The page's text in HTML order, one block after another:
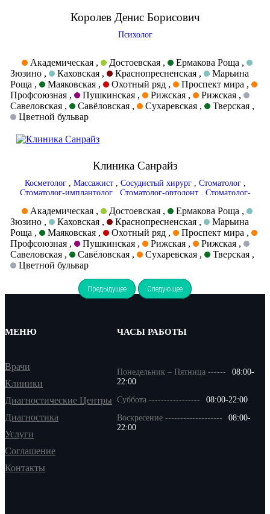
Королев Денис Борисович
Психолог
Академическая , Достоевская ,
Ермакова Роща ,
Зюзино ,
Каховская , Краснопресненская ,
Марьина
Роща ,
Маяковская , Охотный ряд ,
Проспект мира ,
Профсоюзная ,
Пушкинская , Рижская ,
Рижская ,
Савеловская ,
Савёловская , Сухаревская ,
Тверская ,
Цветной бульвар
Клиника Санрайз
Косметолог, Массажист, Сосудистый хирург, Стоматолог,
Стоматолог-имплантолог, Стоматолог-ортодонт, Стоматолог-
Травматолог,УЗИ-специалист, Уролог,Хирург
Академическая , Достоевская ,
Ермакова Роща ,
Зюзино ,
Каховская , Краснопресненская ,
Марьина
Роща ,
Маяковская , Охотный ряд ,
Проспект мира ,
Профсоюзная ,
Пушкинская , Рижская ,
Рижская ,
Савеловская ,
Савёловская , Сухаревская ,
Тверская ,
Цветной бульвар
Предыдущее Следующее
МЕНЮ
Врачи
Клиники
Диагностические Центры
Диагностика
Услуги
Соглашение
Контакты
ЧАСЫ РАБОТЫ
Понедельник – Пятница ------
08:00-
22:00
Суббота -----------------
08:00-22:00
Воскресение -------------------
08:00-
22:00